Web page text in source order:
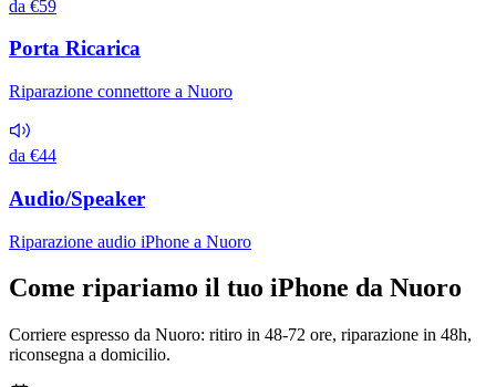
da €59
Porta Ricarica
Riparazione connettore a Nuoro
da €44
Audio/Speaker
Riparazione audio iPhone a Nuoro
Come ripariamo il tuo iPhone da Nuoro
Corriere espresso da Nuoro: ritiro in 48-72 ore, riparazione in 48h,
riconsegna a domicilio.